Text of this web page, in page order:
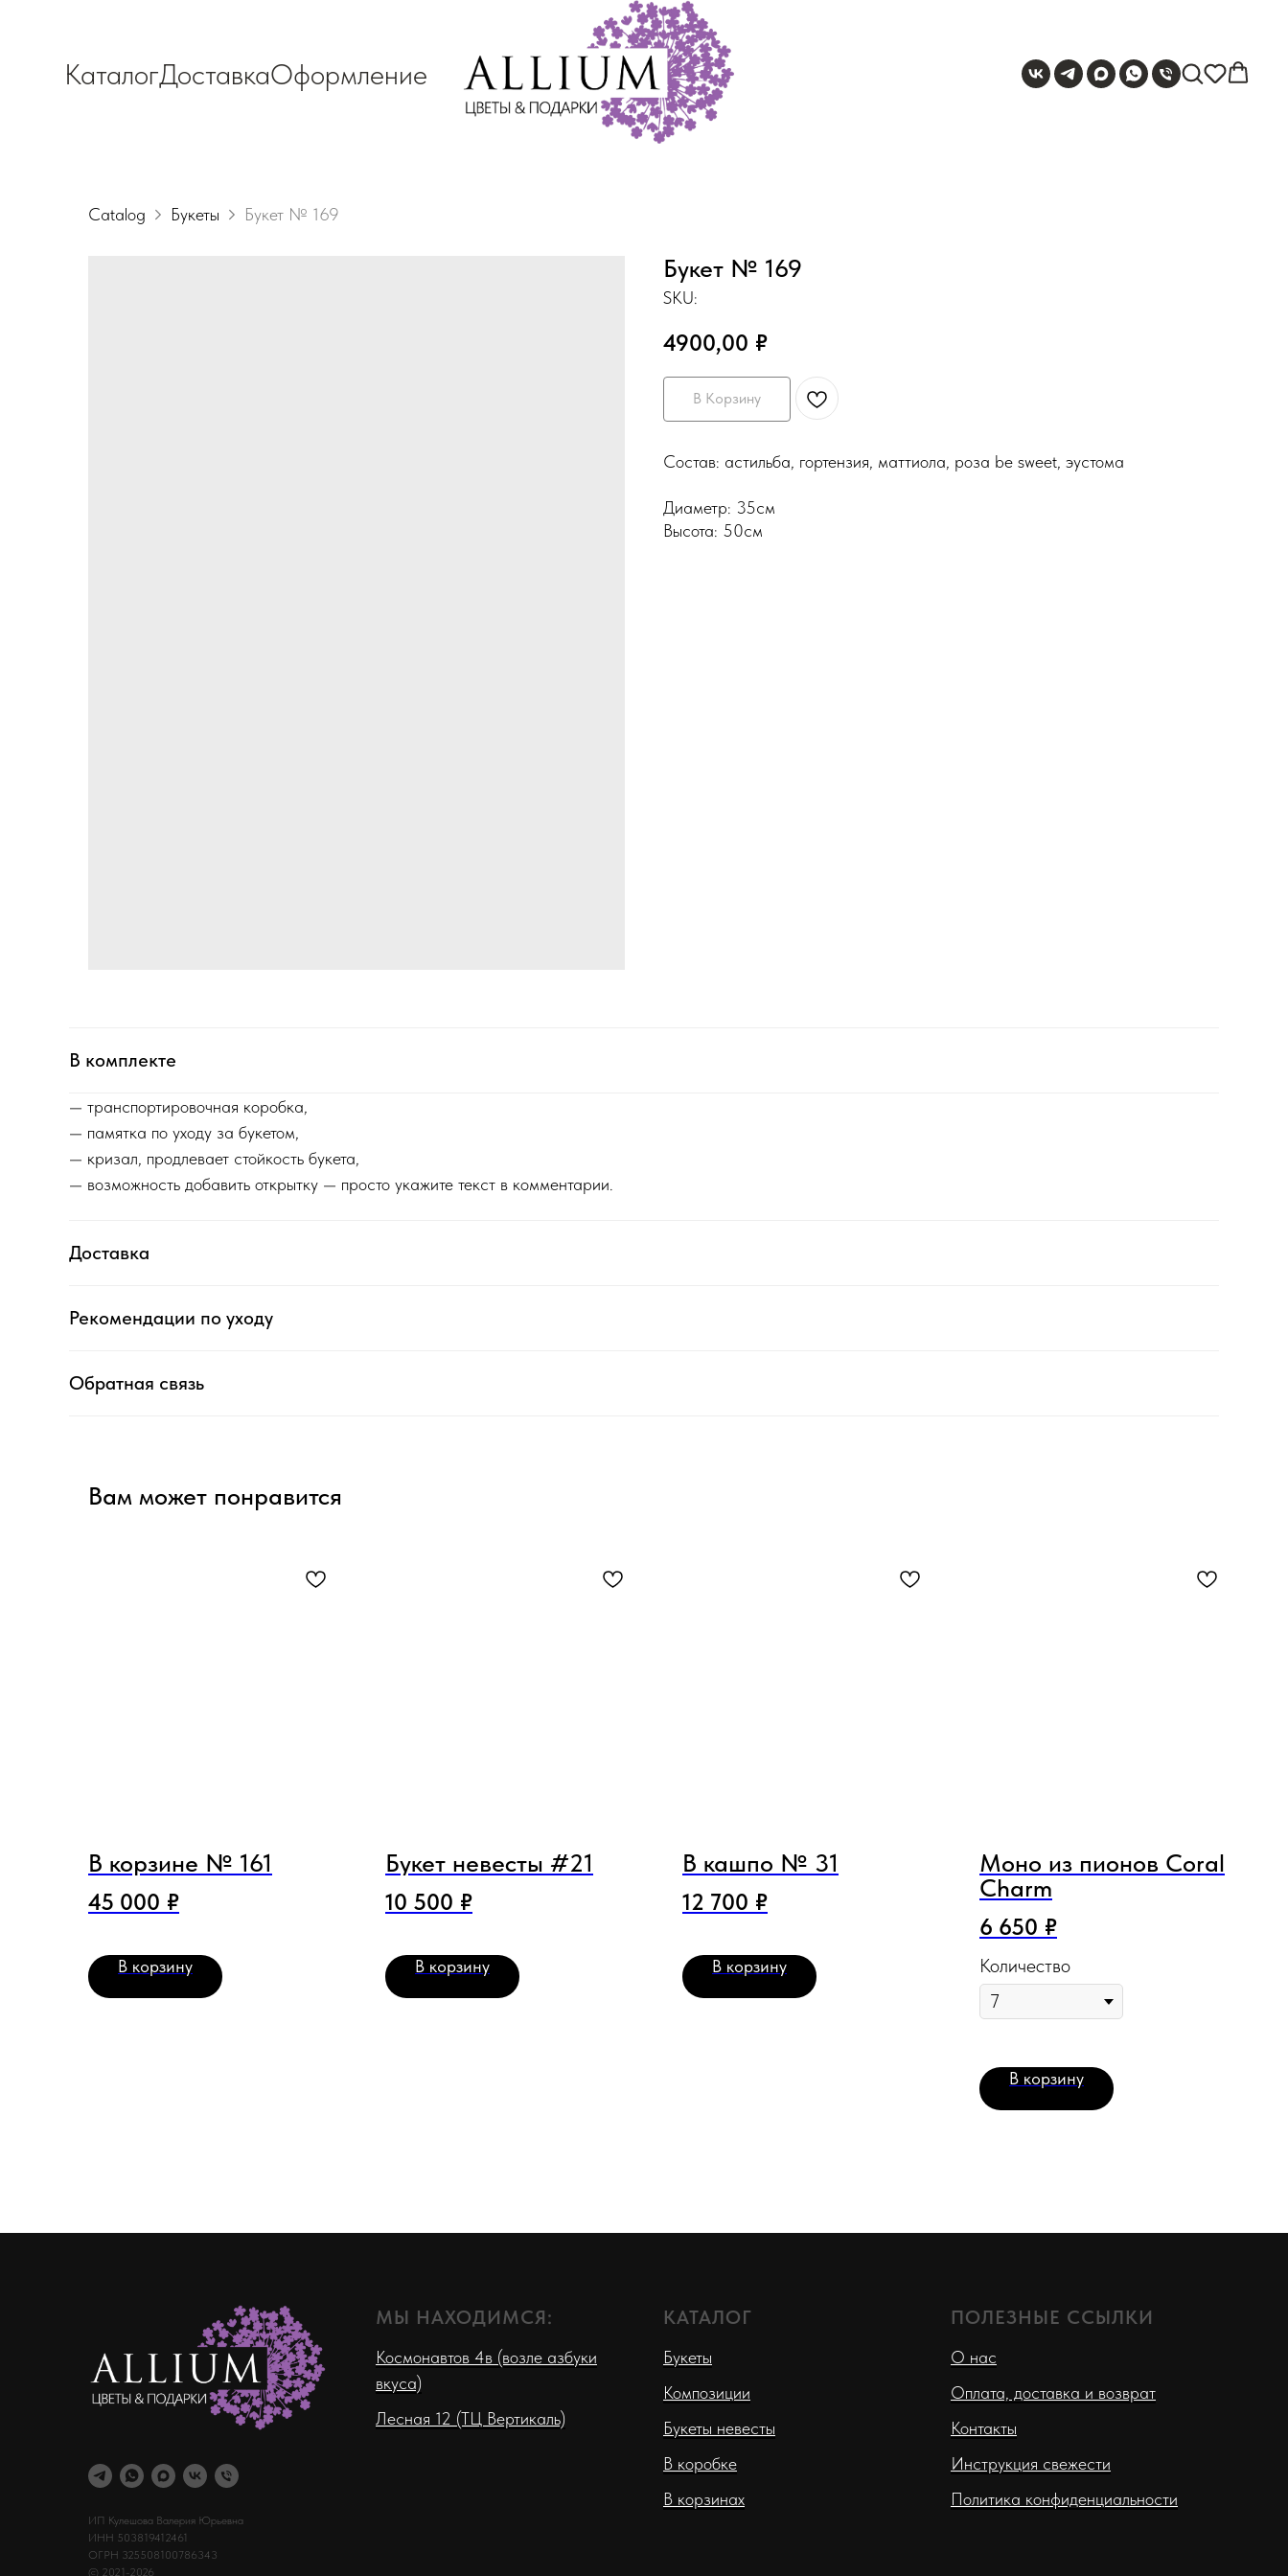
КаталогДоставкаОформление
Catalog Букеты Букет № 169
Букет № 169
SKU:
4900,00 ₽
В Корзину
Состав: астильба, гортензия, маттиола, роза be sweet, эустома
Диаметр: 35см
Высота: 50см
В комплекте
— транспортировочная коробка,
— памятка по уходу за букетом,
— кризал, продлевает стойкость букета,
— возможность добавить открытку — просто укажите текст в комментарии.
Доставка
Рекомендации по уходу
Обратная связь
Вам может понравится
В корзине № 161
45 000 ₽
В корзину
Букет невесты #21
10 500 ₽
В корзину
В кашпо № 31
12 700 ₽
В корзину
Моно из пионов Coral
Charm
6 650 ₽
Количество
В корзину
ИП Кулешова Валерия Юрьевна
ИНН 503819412461
ОГРН 325508100786343
© 2021-2026
МЫ НАХОДИМСЯ:
Космонавтов 4в (возле азбуки
вкуса)
Лесная 12 (ТЦ Вертикаль)
КАТАЛОГ
Букеты
Композиции
Букеты невесты
В коробке
В корзинах
ПОЛЕЗНЫЕ ССЫЛКИ
О нас
Оплата, доставка и возврат
Контакты
Инструкция свежести
Политика конфиденциальности